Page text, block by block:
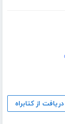
دریافت از کتابراه